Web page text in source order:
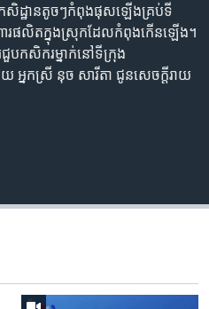
កសិដ្ឋាន​តូចៗ​កំពុង​ផុស​ឡើង​គ្រប់​ទី
ហារ​ផលិត​ក្នុង​ស្រុក​ដែល​កំពុង​កើន​ឡើង។
ប​កសិករ​ម្នាក់​នៅ​ទីក្រុង
អ្នកស្រី នុច សារីតា ជូន​សេចក្តី​រាយ